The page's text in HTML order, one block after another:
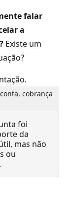
falar
a
Existe um
cobrança
foi
da
mas não
ou